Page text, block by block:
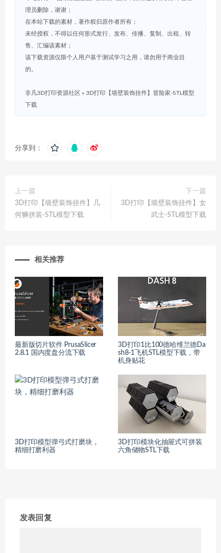
理员删除，谢谢；
在本站下载的素材，著作权归原作者所有；
未经授权，不得以任何形式发行、发布、传播、复制、出租、转
售、汇编该素材；
该下载资源仅限个人用户基于测试学习之用，请勿用于商业目
的。
非凡3D打印资源社区 » 3D打印【墙壁装饰挂件】冒险家-STL模型
下载
分享到：
上一篇
3D打印【墙壁装饰挂件】几
何狮拼装-STL模型下载
下一篇
3D打印【墙壁装饰挂件】女
武士-STL模型下载
相关推荐
最新版切片软件 PrusaSlicer
2.8.1 国内度盘分流下载
3D打印1比100德哈维兰德Da
sh8-1飞机STL模型下载，带
机身贴花
3D打印模型弹弓式打磨块，
精细打磨利器
3D打印模块化抽屉式可拼装
六角储物STL下载
发表回复